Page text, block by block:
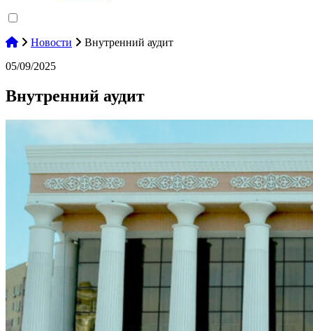
Новости
Внутренний аудит
05/09/2025
Внутренний аудит